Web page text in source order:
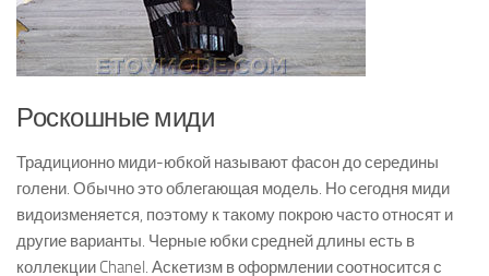
Роскошные миди
Традиционно миди-юбкой называют фасон до середины
голени. Обычно это облегающая модель. Но сегодня миди
видоизменяется, поэтому к такому покрою часто относят и
другие варианты. Черные юбки средней длины есть в
коллекции Chanel. Аскетизм в оформлении соотносится с